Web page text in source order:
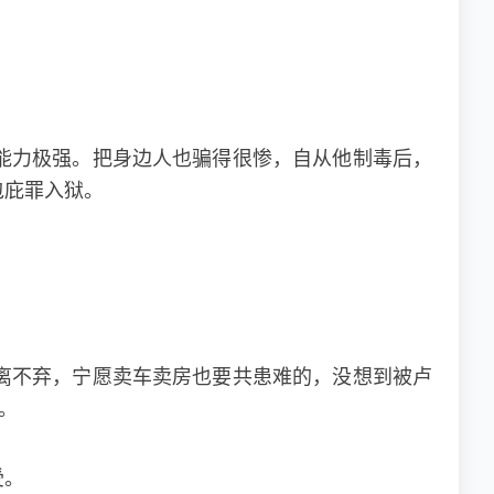
极强。把身边人也骗得很惨，自从他制毒后，
罪入狱。
弃，宁愿卖车卖房也要共患难的，没想到被卢